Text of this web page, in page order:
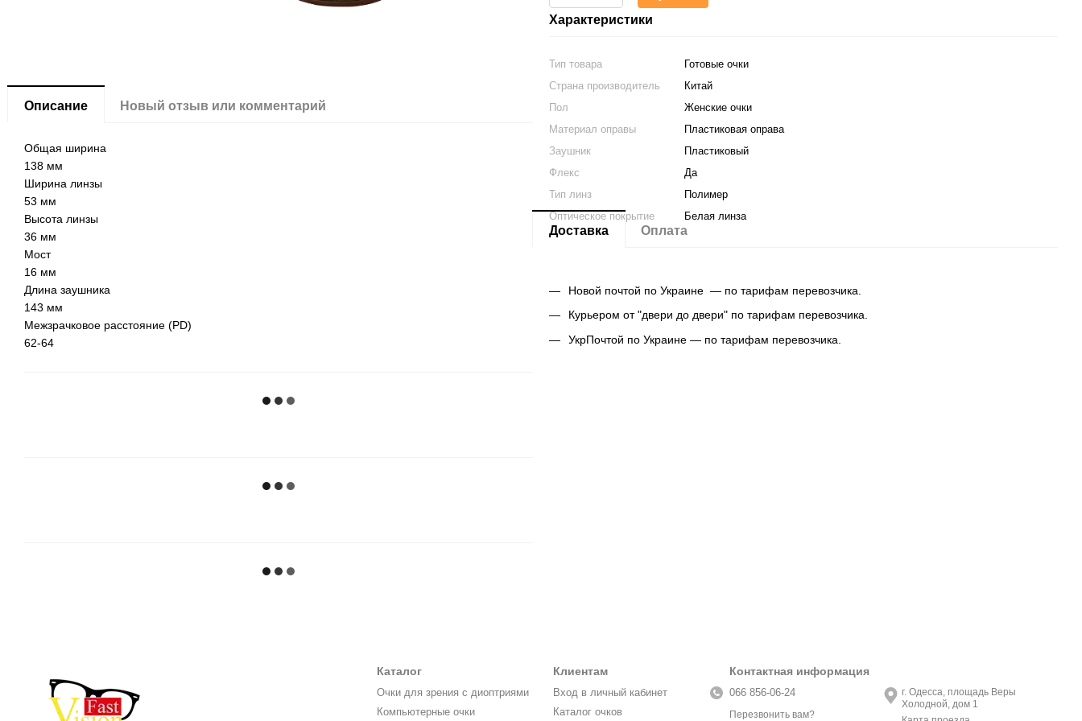
Описание Новый отзыв или комментарий
Общая ширина
138 мм
Ширина линзы
53 мм
Высота линзы
36 мм
Мост
16 мм
Длина заушника
143 мм
Межзрачковое расстояние (PD)
62-64
Характеристики
Тип товара
Готовые очки
Страна производитель
Китай
Пол
Женские очки
Материал оправы
Пластиковая оправа
Заушник
Пластиковый
Флекс
Да
Тип линз
Полимер
Оптическое покрытие
Белая линза
Доставка Оплата
Новой почтой по Украине — по тарифам перевозчика.
Курьером от "двери до двери" по тарифам перевозчика.
УкрПочтой по Украине — по тарифам перевозчика.
Каталог
Очки для зрения с диоптриями
Компьютерные очки
Клиентам
Вход в личный кабинет
Каталог очков
Контактная информация
066 856-06-24
Перезвонить вам?
г. Одесса, площадь Веры
Холодной, дом 1